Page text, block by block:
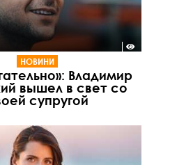
НОВИНИ
Владимир
вышел в свет со
супругой